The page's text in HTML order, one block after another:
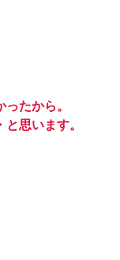
たから。
思います。